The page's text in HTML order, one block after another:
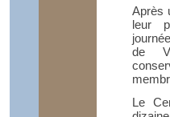
Après
leur
de
Le